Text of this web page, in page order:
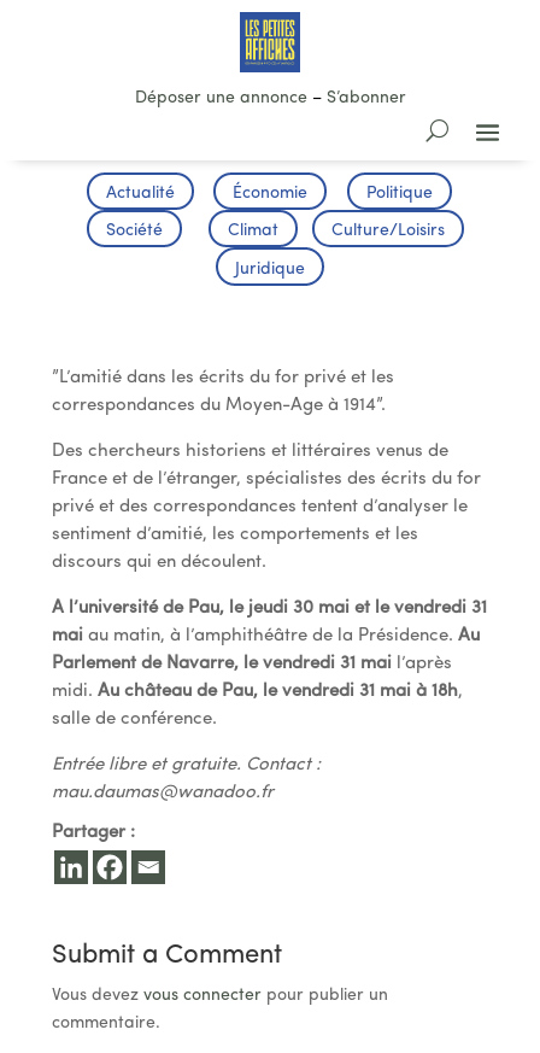
Déposer une annonce– S’abonner
Actualité Économie Politique
Société Climat Culture/Loisirs
Juridique
”L’amitié dans les écrits du for privé et les
correspondances du Moyen-Age à 1914”.
Des chercheurs historiens et littéraires venus de
France et de l’étranger, spécialistes des écrits du for
privé et des correspondances tentent d’analyser le
sentiment d’amitié, les comportements et les
discours qui en découlent.
A l’université de Pau, le jeudi 30 mai et le vendredi 31
mai au matin, à l’amphithéâtre de la Présidence. Au
Parlement de Navarre, le vendredi 31 mai l’après
midi. Au château de Pau, le vendredi 31 mai à 18h,
salle de conférence.
Entrée libre et gratuite. Contact :
mau.daumas@wanadoo.fr
Partager :
Submit a Comment
Vous devez vous connecterpour publier un
commentaire.